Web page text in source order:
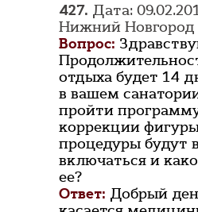
427. Дата:
Нижний Новгород
Вопрос:
отдыха будет 14
в вашем
пройти
коррекции
процедуры будут
включаться и
ее?
Ответ: Добрый